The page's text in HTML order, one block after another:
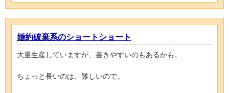
婚約破棄系のショートショート
大量生産していますが、書きやすいのもあるかも。
ちょっと長いのは、難しいので。